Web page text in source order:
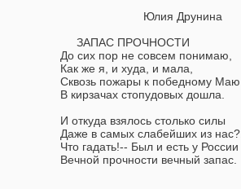
Юлия Друнина
ЗАПАС ПРОЧНОСТИ
До сих пор не совсем понимаю,
Как же я, и худа, и мала,
Сквозь пожары к победному Маю
В кирзачах стопудовых дошла.
И откуда взялось столько силы
Даже в самых слабейших из нас?..
Что гадать!-- Был и есть у России
Вечной прочности вечный запас.